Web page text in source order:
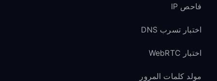
فاحص IP
اختبار تسرب DNS
اختبار WebRTC
مولد كلمات المرور